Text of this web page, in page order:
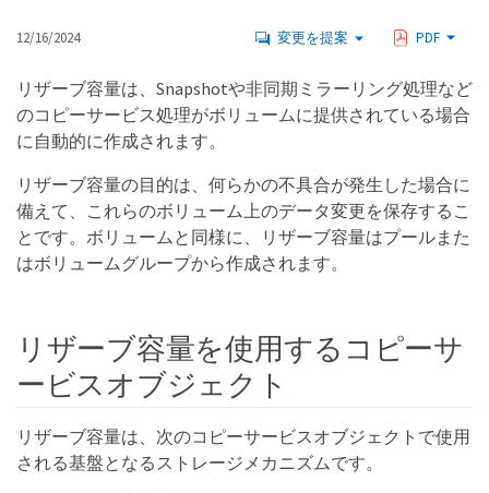
12/16/2024 変更を提案 PDF
リザーブ容量は、Snapshotや非同期ミラーリング処理など
のコピーサービス処理がボリュームに提供されている場合
に自動的に作成されます。
リザーブ容量の目的は、何らかの不具合が発生した場合に
備えて、これらのボリューム上のデータ変更を保存するこ
とです。ボリュームと同様に、リザーブ容量はプールまた
はボリュームグループから作成されます。
リザーブ容量を使用するコピーサ
ービスオブジェクト
リザーブ容量は、次のコピーサービスオブジェクトで使用
される基盤となるストレージメカニズムです。